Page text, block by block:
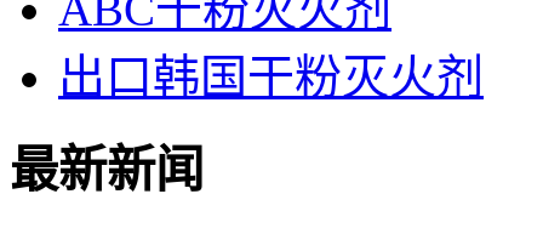
出口韩国干粉灭火剂
最新新闻